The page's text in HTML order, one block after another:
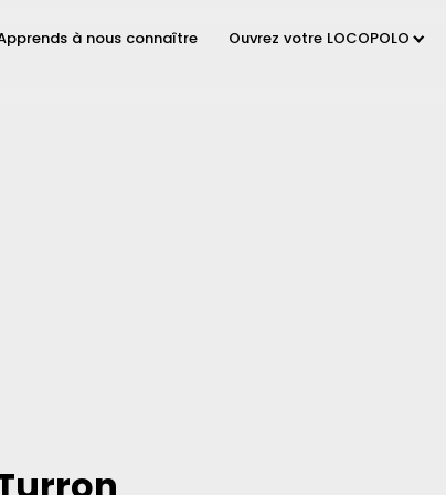
à nous connaître Ouvrez votre LOCOPOLO